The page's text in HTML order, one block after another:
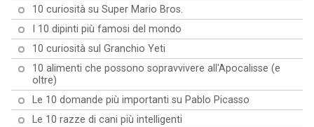
10 curiosità su Super Mario Bros.
I 10 dipinti più famosi del mondo
10 curiosità sul Granchio Yeti
10 alimenti che possono sopravvivere all'Apocalisse (e
oltre)
Le 10 domande più importanti su Pablo Picasso
Le 10 razze di cani più intelligenti